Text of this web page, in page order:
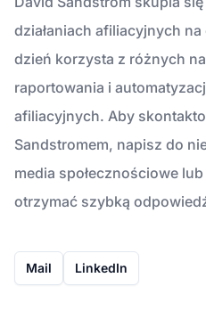
działaniach afiliacyjnych na
dzień korzysta z różnych
raportowania i
afiliacyjnych. Aby
Sandstromem, napisz do
media społecznościowe
otrzymać szybką
Mail LinkedIn